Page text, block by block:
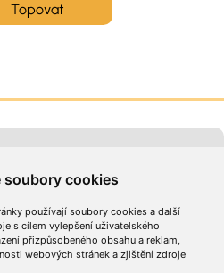
soubory cookies
používají soubory cookies a další
s cílem vylepšení uživatelského
přizpůsobeného obsahu a reklam,
webových stránek a zjištění zdroje
Topovat
na provozovatele